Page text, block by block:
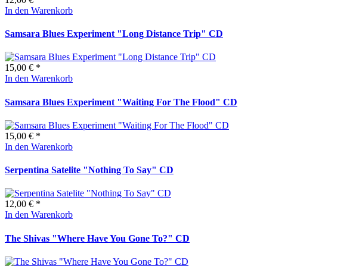
In den Warenkorb
Samsara Blues Experiment "Long Distance Trip" CD
15,00 € *
In den Warenkorb
Samsara Blues Experiment "Waiting For The Flood" CD
15,00 € *
In den Warenkorb
Serpentina Satelite "Nothing To Say" CD
12,00 € *
In den Warenkorb
The Shivas "Where Have You Gone To?" CD